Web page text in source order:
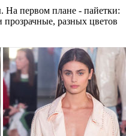
На первом плане - пайетки:
разных цветов